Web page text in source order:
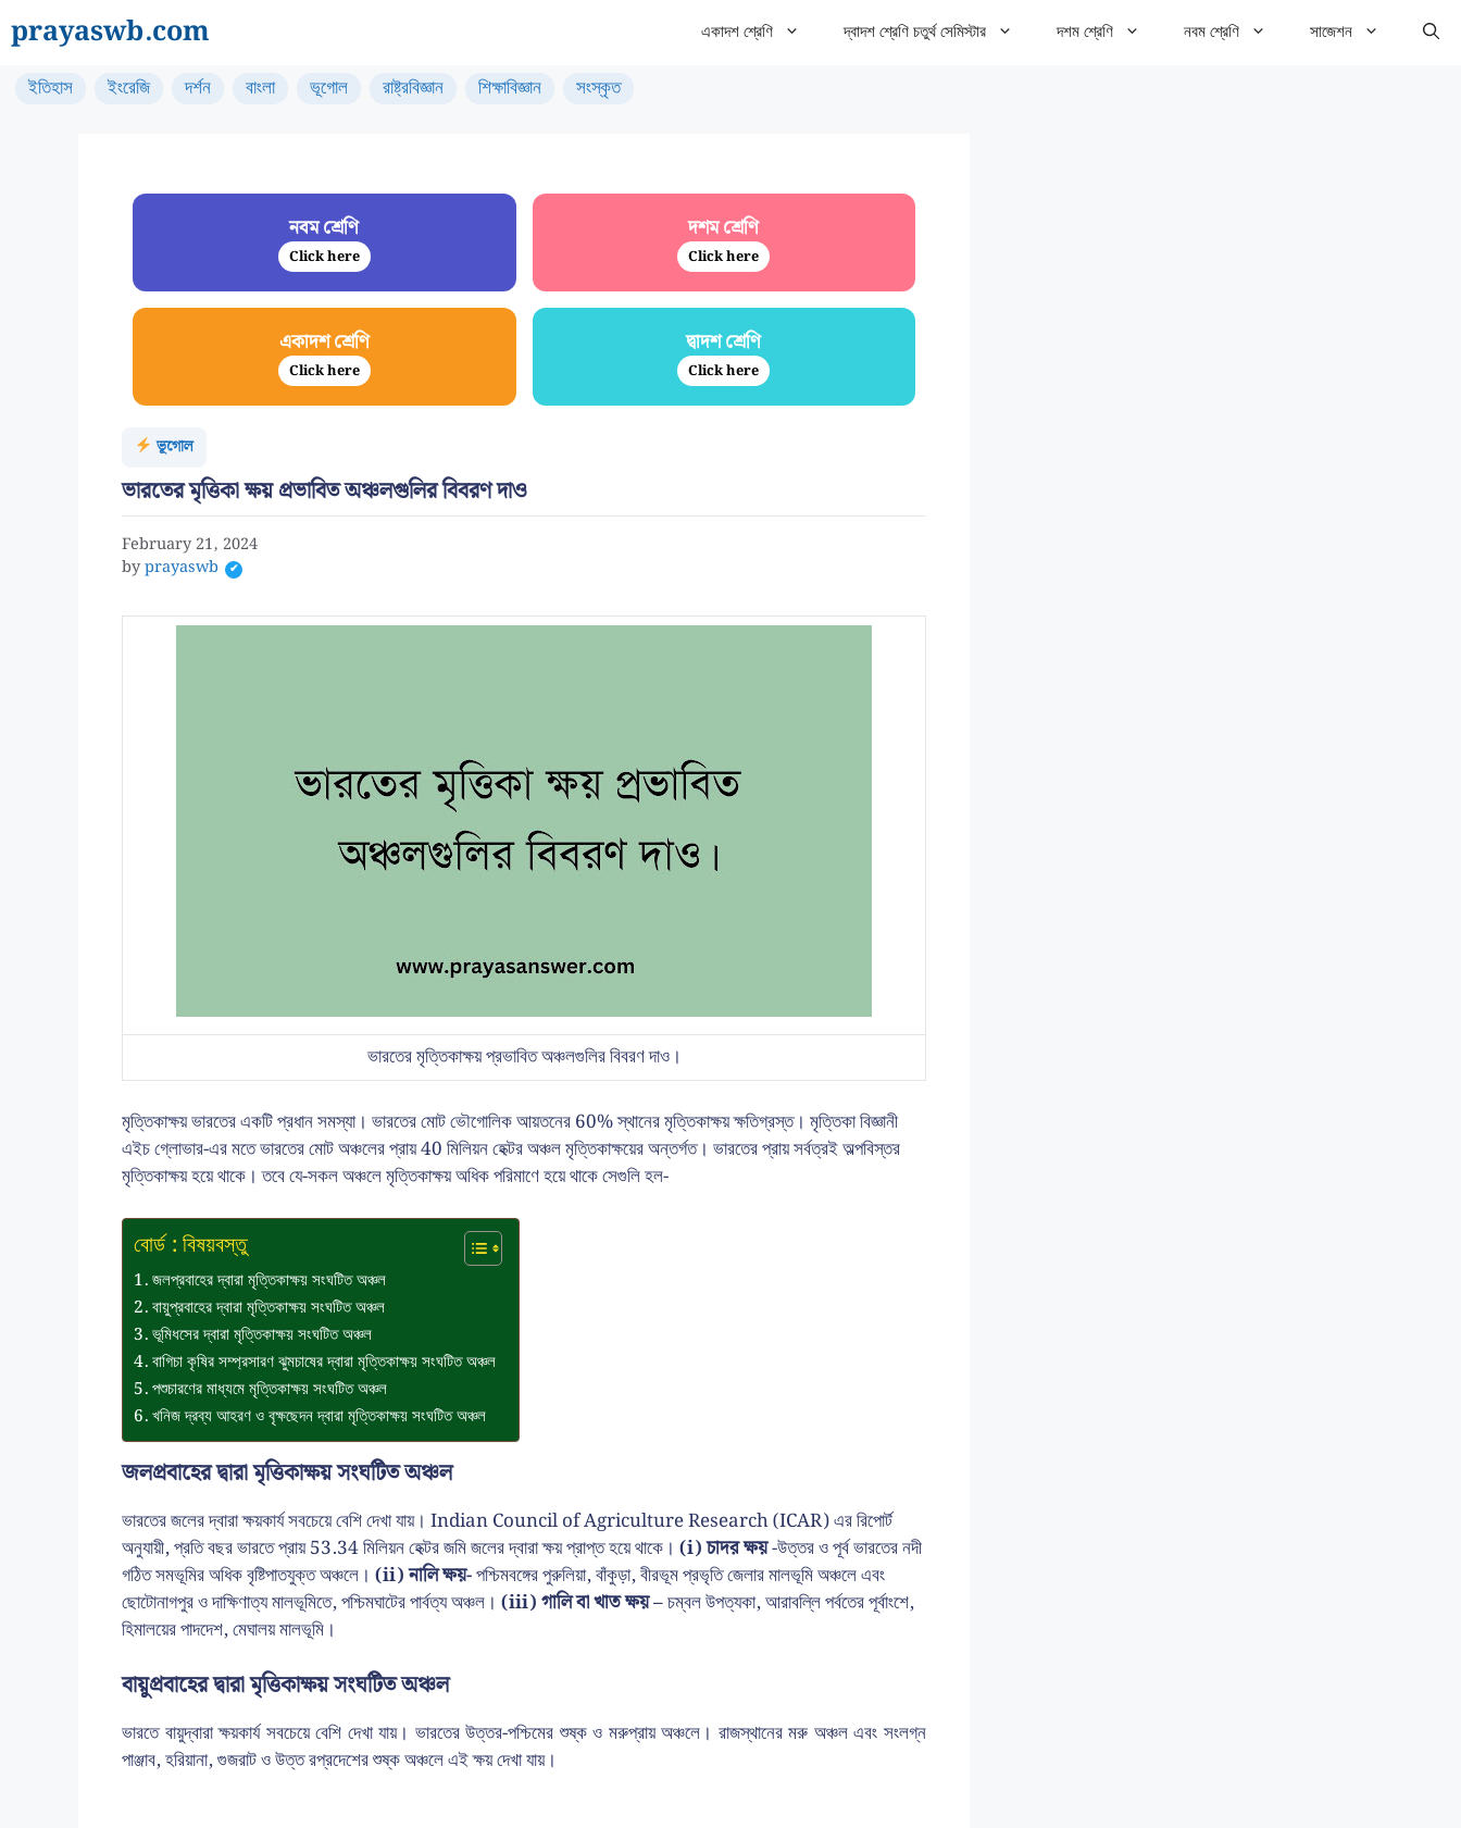
to
content
prayaswb.com একাদশ শ্রেণি দ্বাদশ শ্রেণি চতুর্থ সেমিস্টার দশম শ্রেণি নবম শ্রেণি সাজেশন
ইতিহাস ইংরেজি দর্শন বাংলা ভূগোল রাষ্ট্রবিজ্ঞান শিক্ষাবিজ্ঞান সংস্কৃত
নবম শ্রেণি
Click here
দশম শ্রেণি
Click here
একাদশ শ্রেণি
Click here
দ্বাদশ শ্রেণি
Click here
ভূগোল
ভারতের মৃত্তিকা ক্ষয় প্রভাবিত অঞ্চলগুলির বিবরণ দাও
February 21, 2024
byprayaswb
ভারতের মৃত্তিকাক্ষয় প্রভাবিত অঞ্চলগুলির বিবরণ দাও।
মৃত্তিকাক্ষয় ভারতের একটি প্রধান সমস্যা। ভারতের মোট ভৌগোলিক আয়তনের 60% স্থানের মৃত্তিকাক্ষয় ক্ষতিগ্রস্ত। মৃত্তিকা বিজ্ঞানী
এইচ গ্লোভার-এর মতে ভারতের মোট অঞ্চলের প্রায় 40 মিলিয়ন হেক্টর অঞ্চল মৃত্তিকাক্ষয়ের অন্তর্গত। ভারতের প্রায় সর্বত্রই অল্পবিস্তর
মৃত্তিকাক্ষয় হয়ে থাকে। তবে যে-সকল অঞ্চলে মৃত্তিকাক্ষয় অধিক পরিমাণে হয়ে থাকে সেগুলি হল-
বোর্ড : বিষয়বস্তু
জলপ্রবাহের দ্বারা মৃত্তিকাক্ষয় সংঘটিত অঞ্চল
বায়ুপ্রবাহের দ্বারা মৃত্তিকাক্ষয় সংঘটিত অঞ্চল
ভূমিধসের দ্বারা মৃত্তিকাক্ষয় সংঘটিত অঞ্চল
বাগিচা কৃষির সম্প্রসারণ ঝুমচাষের দ্বারা মৃত্তিকাক্ষয় সংঘটিত অঞ্চল
পশুচারণের মাধ্যমে মৃত্তিকাক্ষয় সংঘটিত অঞ্চল
খনিজ দ্রব্য আহরণ ও বৃক্ষছেদন দ্বারা মৃত্তিকাক্ষয় সংঘটিত অঞ্চল
জলপ্রবাহের দ্বারা মৃত্তিকাক্ষয় সংঘটিত অঞ্চল
ভারতের জলের দ্বারা ক্ষয়কার্য সবচেয়ে বেশি দেখা যায়। Indian Council of Agriculture Research (ICAR) এর রিপোর্ট
অনুযায়ী, প্রতি বছর ভারতে প্রায় 53.34 মিলিয়ন হেক্টর জমি জলের দ্বারা ক্ষয় প্রাপ্ত হয়ে থাকে। (i) চাদর ক্ষয়-উত্তর ও পূর্ব ভারতের নদী
গঠিত সমভূমির অধিক বৃষ্টিপাতযুক্ত অঞ্চলে। (ii) নালি ক্ষয়-পশ্চিমবঙ্গের পুরুলিয়া, বাঁকুড়া, বীরভূম প্রভৃতি জেলার মালভূমি অঞ্চলে এবং
ছোটোনাগপুর ও দাক্ষিণাত্য মালভূমিতে, পশ্চিমঘাটের পার্বত্য অঞ্চল। (iii) গালি বা খাত ক্ষয় –চম্বল উপত্যকা, আরাবল্লি পর্বতের পূর্বাংশে,
হিমালয়ের পাদদেশ, মেঘালয় মালভূমি।
বায়ুপ্রবাহের দ্বারা মৃত্তিকাক্ষয় সংঘটিত অঞ্চল
ভারতে বায়ুদ্বারা ক্ষয়কার্য সবচেয়ে বেশি দেখা যায়। ভারতের উত্তর-পশ্চিমের শুষ্ক ও মরুপ্রায় অঞ্চলে। রাজস্থানের মরু অঞ্চল এবং সংলগ্ন
পাঞ্জাব, হরিয়ানা, গুজরাট ও উত্ত রপ্রদেশের শুষ্ক অঞ্চলে এই ক্ষয় দেখা যায়।